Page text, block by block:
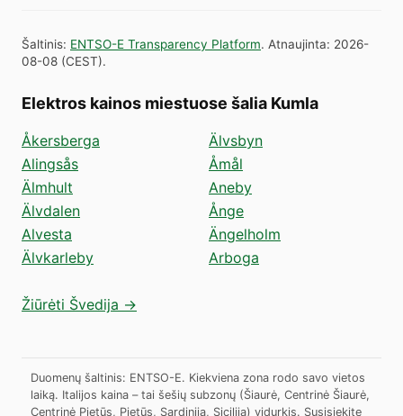
Šaltinis: ENTSO-E Transparency Platform. Atnaujinta: 2026-
08-08 (CEST).
Elektros kainos miestuose šalia Kumla
Åkersberga
Alingsås
Älmhult
Älvdalen
Alvesta
Älvkarleby
Älvsbyn
Åmål
Aneby
Ånge
Ängelholm
Arboga
Žiūrėti Švedija →
Duomenų šaltinis: ENTSO-E. Kiekviena zona rodo savo vietos
laiką. Italijos kaina – tai šešių subzonų (Šiaurė, Centrinė Šiaurė,
Centrinė Pietūs, Pietūs, Sardinija, Sicilija) vidurkis. Susisiekite